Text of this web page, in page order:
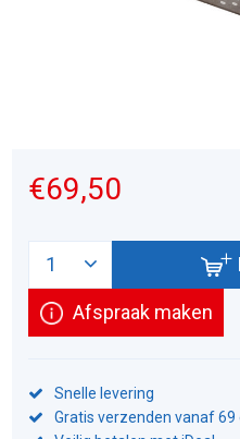
€69,50
Afspraak maken
Snelle levering
Gratis verzenden vanaf 69